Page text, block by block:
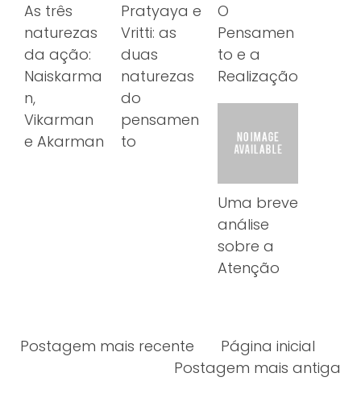
As três
naturezas
da ação:
Naiskarma
n,
Vikarman
e Akarman
Pratyaya e
Vritti: as
duas
naturezas
do
pensamen
to
O
Pensamen
to e a
Realização
Uma breve
análise
sobre a
Atenção
Postagem mais recente
Postagem mais antiga
Página inicial